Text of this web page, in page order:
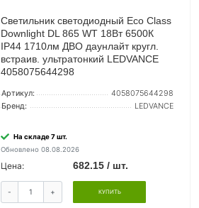
Светильник светодиодный Eco Class
Downlight DL 865 WT 18Вт 6500К
IP44 1710лм ДВО даунлайт кругл.
встраив. ультратонкий LEDVANCE
4058075644298
Артикул:
4058075644298
Бренд:
LEDVANCE
На складе 7 шт.
Обновлено 08.08.2026
Цена: 682.15 / шт.
- + КУПИТЬ